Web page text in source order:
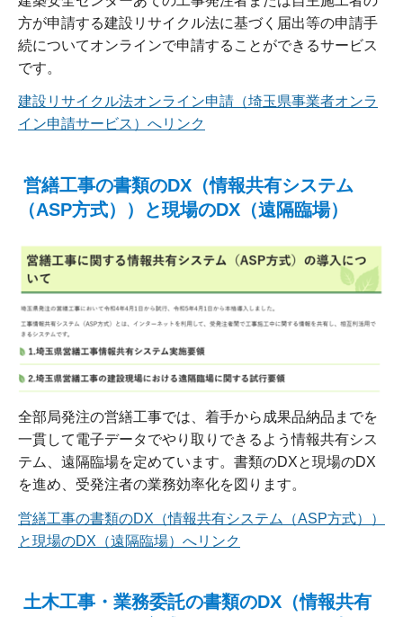
方が申請する建設リサイクル法に基づく届出等の申請手
続についてオンラインで申請することができるサービス
です。
建設リサイクル法オンライン申請（埼玉県事業者オンラ
イン申請サービス）へリンク
営繕工事の書類のDX（情報共有システム
（ASP方式））と現場のDX（遠隔臨場）
全部局発注の営繕工事では、着手から成果品納品までを
一貫して電子データでやり取りできるよう情報共有シス
テム、遠隔臨場を定めています。書類のDXと現場のDX
を進め、受発注者の業務効率化を図ります。
営繕工事の書類のDX（情報共有システム（ASP方式））
と現場のDX（遠隔臨場）へリンク
土木工事・業務委託の書類のDX（情報共有